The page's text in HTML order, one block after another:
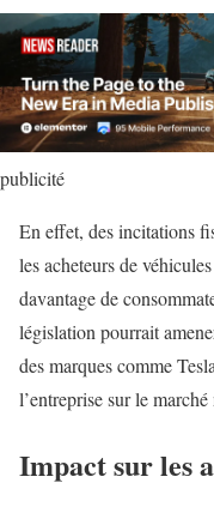
publicité
En effet, des incitations
les acheteurs de
davantage de
législation pourrait
des marques comme
l’entreprise sur le
Impact sur les